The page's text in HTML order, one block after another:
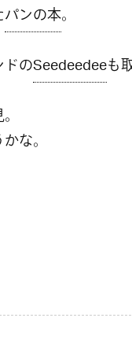
パンの本。
のSeedeedeeも
な。